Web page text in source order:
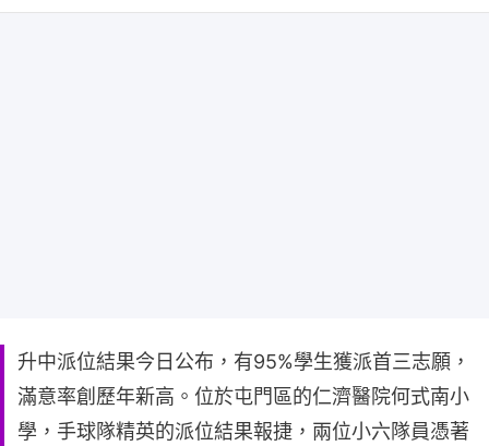
升中派位結果今日公布，有95%學生獲派首三志願，
滿意率創歷年新高。位於屯門區的仁濟醫院何式南小
學，手球隊精英的派位結果報捷，兩位小六隊員憑著